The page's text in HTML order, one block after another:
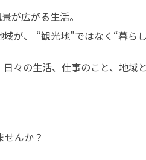
が広がる生活。
が、 “観光地”ではなく“暮ら
々の生活、仕事のこと、地
んか？